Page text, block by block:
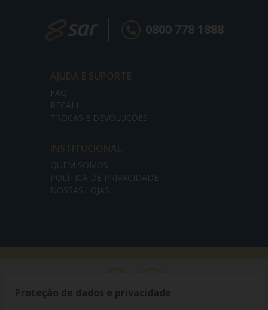
0800 778 1888
AJUDA E SUPORTE
FAQ
RECALL
TROCAS E DEVOLUÇÕES
INSTITUCIONAL
QUEM SOMOS
POLÍTICA DE PRIVACIDADE
NOSSAS LOJAS
Proteção de dados e privacidade